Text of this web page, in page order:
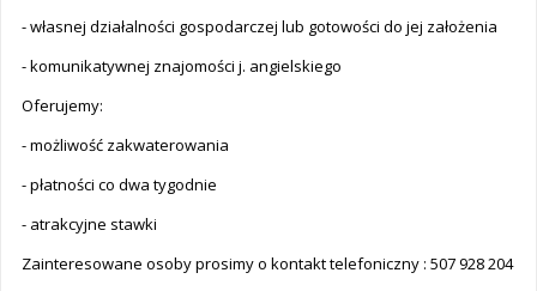
- własnej działalności gospodarczej lub gotowości do jej założenia
- komunikatywnej znajomości j. angielskiego
Oferujemy:
- możliwość zakwaterowania
- płatności co dwa tygodnie
- atrakcyjne stawki
Zainteresowane osoby prosimy o kontakt telefoniczny : 507 928 204